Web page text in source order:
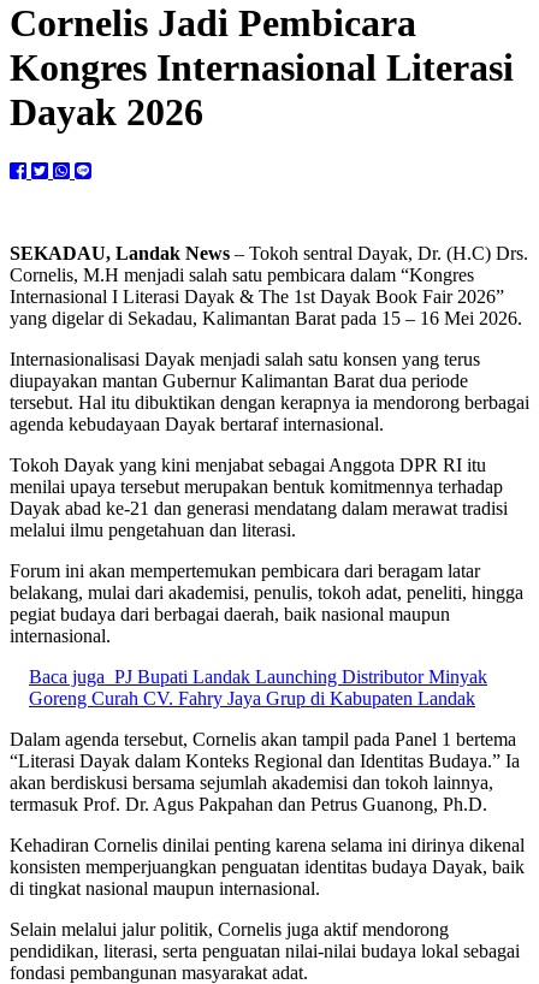
Cornelis Jadi Pembicara
Kongres Internasional Literasi
Dayak 2026
SEKADAU, Landak News – Tokoh sentral Dayak, Dr. (H.C) Drs.
Cornelis, M.H menjadi salah satu pembicara dalam “Kongres
Internasional I Literasi Dayak & The 1st Dayak Book Fair 2026”
yang digelar di Sekadau, Kalimantan Barat pada 15 – 16 Mei 2026.
Internasionalisasi Dayak menjadi salah satu konsen yang terus
diupayakan mantan Gubernur Kalimantan Barat dua periode
tersebut. Hal itu dibuktikan dengan kerapnya ia mendorong berbagai
agenda kebudayaan Dayak bertaraf internasional.
Tokoh Dayak yang kini menjabat sebagai Anggota DPR RI itu
menilai upaya tersebut merupakan bentuk komitmennya terhadap
Dayak abad ke-21 dan generasi mendatang dalam merawat tradisi
melalui ilmu pengetahuan dan literasi.
Forum ini akan mempertemukan pembicara dari beragam latar
belakang, mulai dari akademisi, penulis, tokoh adat, peneliti, hingga
pegiat budaya dari berbagai daerah, baik nasional maupun
internasional.
Baca juga PJ Bupati Landak Launching Distributor Minyak
Goreng Curah CV. Fahry Jaya Grup di Kabupaten Landak
Dalam agenda tersebut, Cornelis akan tampil pada Panel 1 bertema
“Literasi Dayak dalam Konteks Regional dan Identitas Budaya.” Ia
akan berdiskusi bersama sejumlah akademisi dan tokoh lainnya,
termasuk Prof. Dr. Agus Pakpahan dan Petrus Guanong, Ph.D.
Kehadiran Cornelis dinilai penting karena selama ini dirinya dikenal
konsisten memperjuangkan penguatan identitas budaya Dayak, baik
di tingkat nasional maupun internasional.
Selain melalui jalur politik, Cornelis juga aktif mendorong
pendidikan, literasi, serta penguatan nilai-nilai budaya lokal sebagai
fondasi pembangunan masyarakat adat.